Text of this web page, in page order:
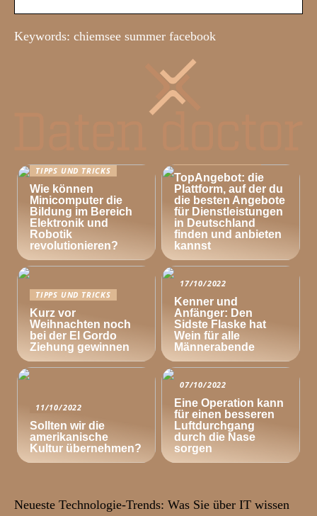
Keywords: chiemsee summer facebook
TIPPS UND TRICKS
Wie können
Minicomputer die
Bildung im Bereich
Elektronik und
Robotik
revolutionieren?
TopAngebot: die
Plattform, auf der du
die besten Angebote
für Dienstleistungen
in Deutschland
finden und anbieten
kannst
TIPPS UND TRICKS
Kurz vor
Weihnachten noch
bei der El Gordo
Ziehung gewinnen
17/10/2022
Kenner und
Anfänger: Den
Sidste Flaske hat
Wein für alle
Männerabende
11/10/2022
Sollten wir die
amerikanische
Kultur übernehmen?
07/10/2022
Eine Operation kann
für einen besseren
Luftdurchgang
durch die Nase
sorgen
Neueste Technologie-Trends: Was Sie über IT wissen